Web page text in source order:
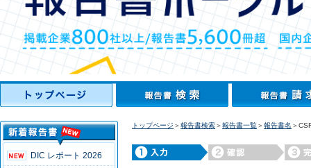
DIC レポート 2026
トップページ ＞報告書検索＞報告書一覧＞報告書名 ＞